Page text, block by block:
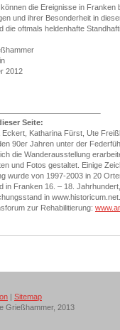
die Ereignisse in
und ihrer Besonderheit in
die oftmals heldenhafte
2012
Seite:
Katharina Fürst, Ute
90er Jahren unter der
die Wanderausstellung
und Fotos gestaltet. Einige
wurde von 1997-2003 in 20
in Franken 16. – 18.
in
zur Rehabilitierung:
| Sitemap
Grießhammer, 2013